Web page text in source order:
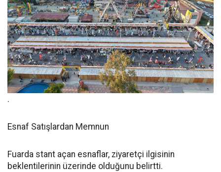
.
Esnaf Satışlardan Memnun
Fuarda stant açan esnaflar, ziyaretçi ilgisinin
beklentilerinin üzerinde olduğunu belirtti.